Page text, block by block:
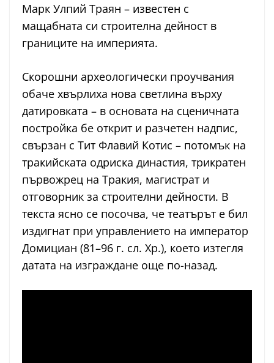
Марк Улпий Траян – известен с
мащабната си строителна дейност в
границите на империята.
Скорошни археологически проучвания
обаче хвърлиха нова светлина върху
датировката – в основата на сценичната
постройка бе открит и разчетен надпис,
свързан с Тит Флавий Котис – потомък на
тракийската одриска династия, трикратен
първожрец на Тракия, магистрат и
отговорник за строителни дейности. В
текста ясно се посочва, че театърът е бил
издигнат при управлението на император
Домициан (81–96 г. сл. Хр.), което изтегля
датата на изграждане още по-назад.